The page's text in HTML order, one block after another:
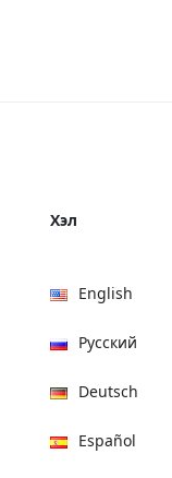
Хэл
English
Русский
Deutsch
Español